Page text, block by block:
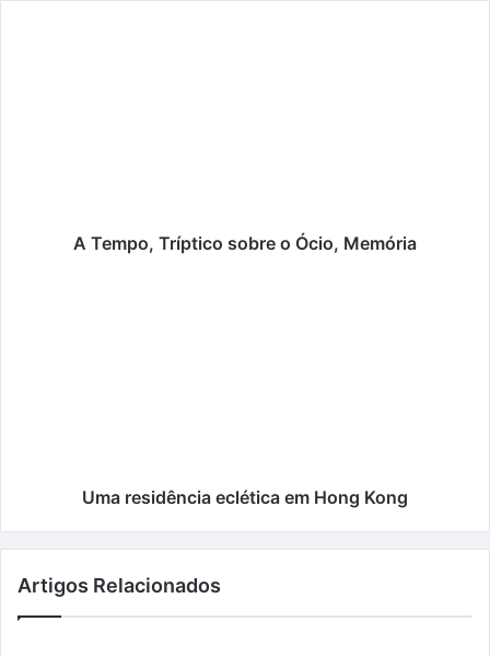
A Tempo, Tríptico sobre o Ócio, Memória
Uma residência eclética em Hong Kong
Artigos Relacionados